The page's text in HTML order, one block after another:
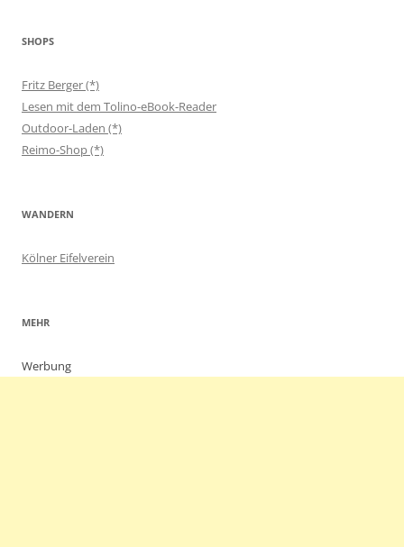
SHOPS
Fritz Berger (*)
Lesen mit dem Tolino-eBook-Reader
Outdoor-Laden (*)
Reimo-Shop (*)
WANDERN
Kölner Eifelverein
MEHR
Werbung